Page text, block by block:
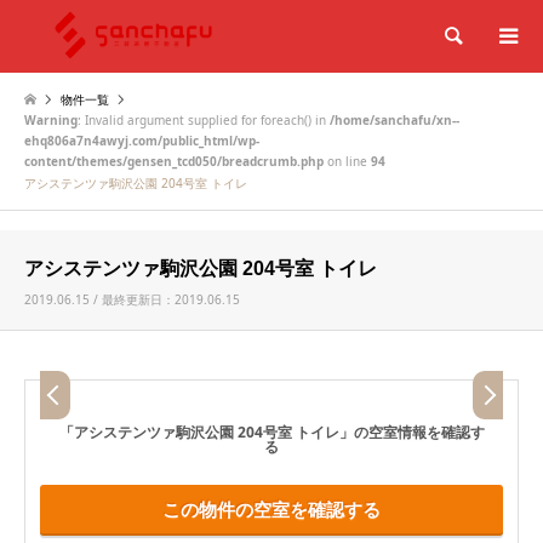
検索
物件一覧
Warning: Invalid argument supplied for foreach() in /home/sanchafu/xn--
ehq806a7n4awyj.com/public_html/wp-
content/themes/gensen_tcd050/breadcrumb.php on line 94
アシステンツァ駒沢公園 204号室 トイレ
アシステンツァ駒沢公園 204号室 トイレ
2019.06.15 / 最終更新日：2019.06.15
「アシステンツァ駒沢公園 204号室 トイレ」 の空室情報を確認す
る
この物件の空室を確認する